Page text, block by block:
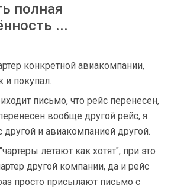
полная
...
конкретной авиакомпании,
и покупал.
письмо, что рейс перенесен,
вообще другой рейс, я
другой и авиакомпанией другой.
летают как хотят", при это
другой компании, да и рейс
просто присылают письмо с